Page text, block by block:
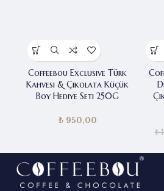
Coffeebou Exclusive Türk
Kahvesi & Çikolata Küçük
Boy Hediye Seti 250G
₺950,00
₺